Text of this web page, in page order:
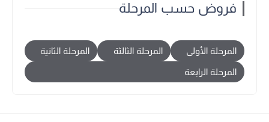
فروض حسب المرحلة
المرحلة الأولى المرحلة الثالثة المرحلة الثانية
المرحلة الرابعة